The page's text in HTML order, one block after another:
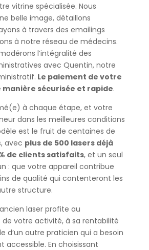
vitrine spécialisée. Nous
belle image, détaillons
à travers des emailings
à notre réseau de médecins.
l’intégralité des
avec Quentin, notre
Le paiement de votre
manière sécurisée et rapide.
à chaque étape, et votre
dans les meilleures conditions
est le fruit de centaines de
avec plus de 500 lasers déjà
de clients satisfaits, et un seul
: que votre appareil contribue
de qualité qui contenteront les
structure.
laser profite au
votre activité, à sa rentabilité
d’un autre praticien qui a besoin
accessible. En choisissant